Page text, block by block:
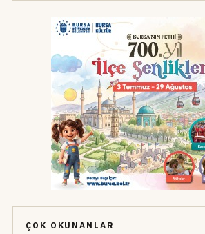
ÇOK OKUNANLAR